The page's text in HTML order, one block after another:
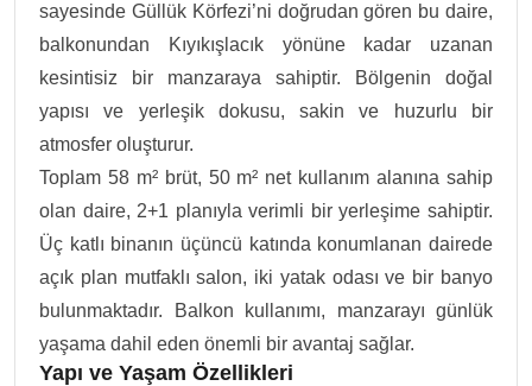
sayesinde Güllük Körfezi’ni doğrudan gören bu daire,
balkonundan Kıyıkışlacık yönüne kadar uzanan
kesintisiz bir manzaraya sahiptir. Bölgenin doğal
yapısı ve yerleşik dokusu, sakin ve huzurlu bir
atmosfer oluşturur.
Toplam 58 m² brüt, 50 m² net kullanım alanına sahip
olan daire, 2+1 planıyla verimli bir yerleşime sahiptir.
Üç katlı binanın üçüncü katında konumlanan dairede
açık plan mutfaklı salon, iki yatak odası ve bir banyo
bulunmaktadır. Balkon kullanımı, manzarayı günlük
yaşama dahil eden önemli bir avantaj sağlar.
Yapı ve Yaşam Özellikleri